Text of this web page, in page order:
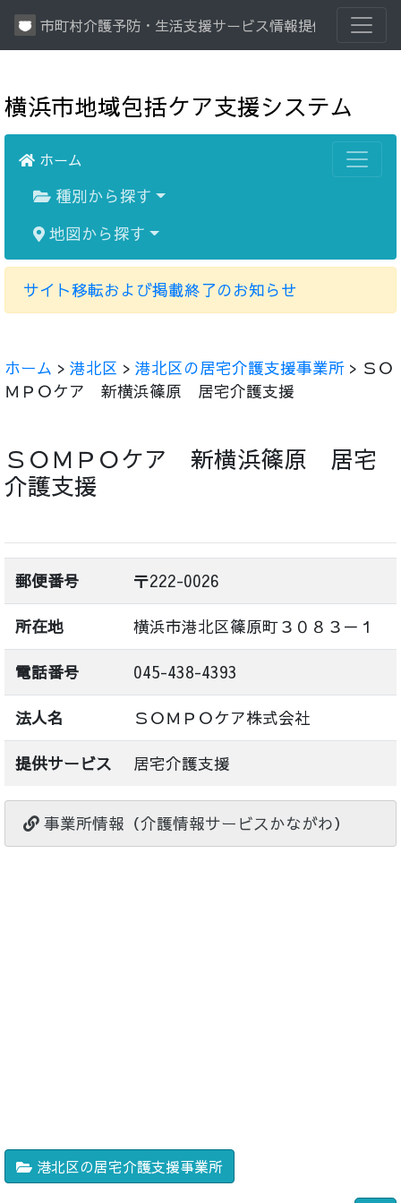
市町村介護予防・生活支援サービス情報提供システム
横浜市地域包括ケア支援システム
ホーム
種別から探す
地図から探す
サイト移転および掲載終了のお知らせ
ホーム > 港北区 > 港北区の居宅介護支援事業所 > ＳＯ
ＭＰＯケア 新横浜篠原 居宅介護支援
ＳＯＭＰＯケア 新横浜篠原 居宅
介護支援
郵便番号 〒222-0026
所在地 横浜市港北区篠原町３０８３－１
電話番号 045-438-4393
法人名 ＳＯＭＰＯケア株式会社
提供サービス 居宅介護支援
事業所情報（介護情報サービスかながわ）
港北区の居宅介護支援事業所